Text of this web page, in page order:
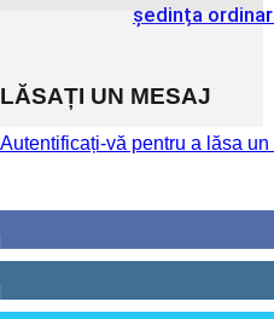
ședința
LĂSAȚI UN MESAJ
Autentificați-vă pentru a lăsa un